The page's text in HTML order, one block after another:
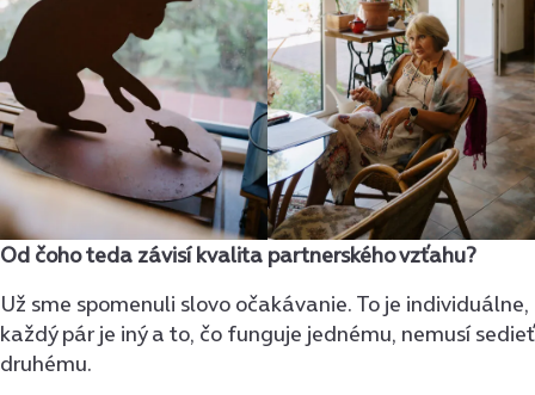
Od čoho teda závisí kvalita partnerského vzťahu?
Už sme spomenuli slovo očakávanie. To je individuálne,
každý pár je iný a to, čo funguje jednému, nemusí sedieť
druhému.